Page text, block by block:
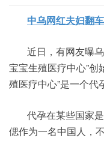
中乌网红夫妇翻
近日，有网友曝
宝宝生殖医疗中心”创
殖医疗中心”是一个代
代孕在某些国家
偲作为一名中国人，